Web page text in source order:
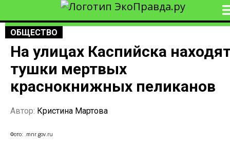
ОБЩЕСТВО
На улицах Каспийска
тушки мертвых
краснокнижных пеликанов
Автор: Кристина Мартова
Фото: .mnr.gov.ru